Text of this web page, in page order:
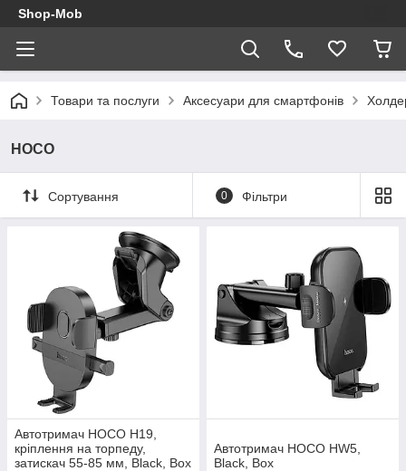
Shop-Mob
Товари та послуги Аксесуари для смартфонів
HOCO
Сортування 0 Фільтри
Автотримач HOCO H19,
кріплення на торпеду,
затискач 55-85 мм, Black, Box
Автотримач HOCO HW5,
Black, Box